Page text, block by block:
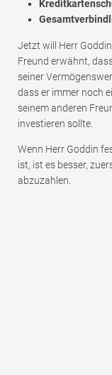
Jetzt will Herr
Freund erwähnt,
seiner
dass er immer noch
seinem anderen
investieren sollte.
Wenn Herr Goddin
ist, ist es besser,
abzuzahlen.